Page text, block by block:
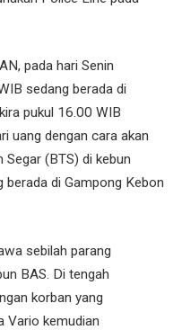
pada hari Senin
sedang berada di
pukul 16.00 WIB
uang dengan cara akan
(BTS) di kebun
berada di Gampong Kebon
sebilah parang
BAS. Di tengah
korban yang
Vario kemudian